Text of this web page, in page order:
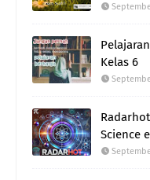
Kelas 6
Science